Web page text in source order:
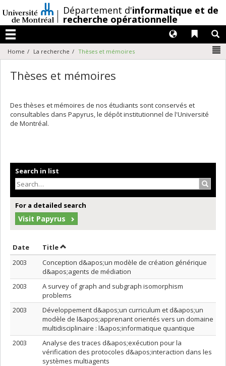
au
contenu
/Département d'informatique et de
recherche opérationnelle
Menu
Liens
Langues
Home La recherche Thèses et mémoires
Thèses et mémoires
Des thèses et mémoires de nos étudiants sont conservés et
consultables dans Papyrus, le dépôt institutionnel de l'Université
de Montréal.
Search in list
For a detailed search
Visit Papyrus
Date Sort by date in descending order
TitleSort by title in descending order
2003
Conception d&apos;un modèle de création générique
d&apos;agents de médiation
2003
A survey of graph and subgraph isomorphism
problems
2003
Développement d&apos;un curriculum et d&apos;un
modèle de l&apos;apprenant orientés vers un domaine
multidisciplinaire : l&apos;informatique quantique
2003
Analyse des traces d&apos;exécution pour la
vérification des protocoles d&apos;interaction dans les
systèmes multiagents